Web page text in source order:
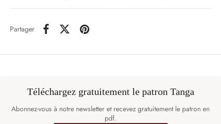
Partager
Téléchargez gratuitement le patron Tanga
Abonnez-vous à notre newsletter et recevez gratuitement le patron en
pdf.